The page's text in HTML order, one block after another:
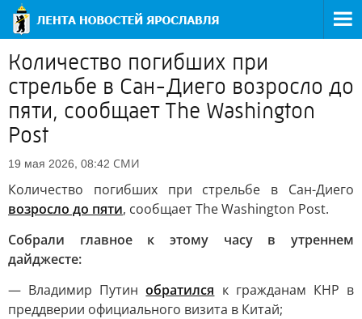
Количество погибших при
стрельбе в Сан-Диего возросло до
пяти, сообщает The Washington
Post
19 мая 2026, 08:42 СМИ
Количество погибших при стрельбе в Сан-Диего
возросло до пяти, сообщает The Washington Post.
Собрали главное к этому часу в утреннем
дайджесте:
— Владимир Путинобратился к гражданам КНР в
преддверии официального визита в Китай;